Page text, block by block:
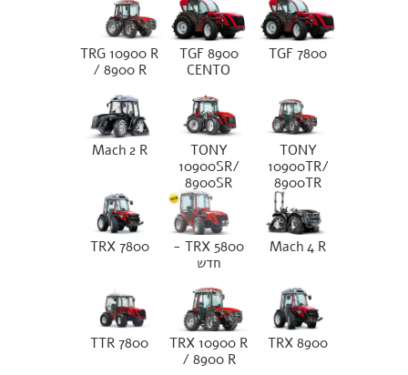
TGF 7800
TGF 8900
CENTO
TRG 10900 R
/ 8900 R
TONY
10900TR/
8900TR
TONY
10900SR/
8900SR
Mach 2 R
Mach 4 R
TRX 5800 -
חדש
TRX 7800
TRX 8900
TRX 10900 R
/ 8900 R
TTR 7800